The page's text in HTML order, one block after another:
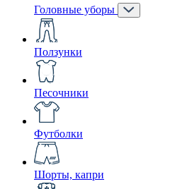
Головные уборы
Ползунки
Песочники
Футболки
Шорты, капри